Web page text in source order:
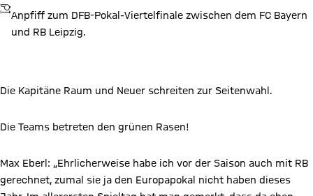
0 zu 1
0 : 1
1'Die Bayern in rot stoßen an, die Gäste in weiß.
1'
ANPFIFF
ES GEHT LOS!
Anpfiff zum DFB-Pokal-Viertelfinale zwischen dem FC Bayern